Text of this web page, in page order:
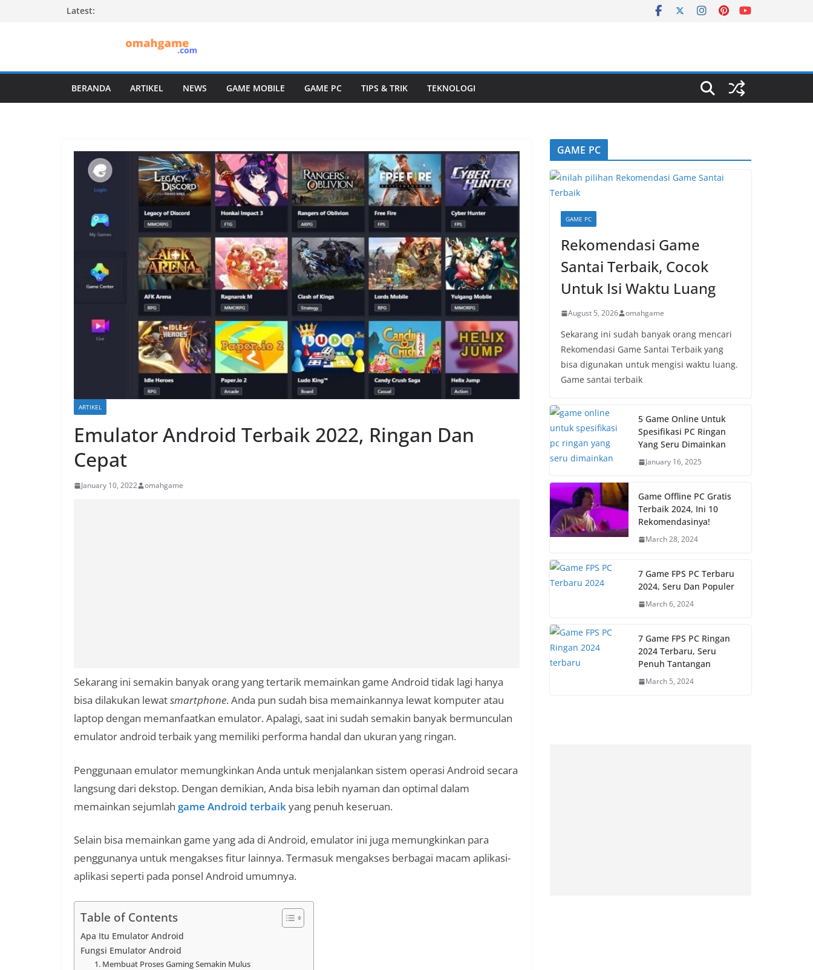
Latest:
BERANDA ARTIKEL NEWS GAME MOBILE GAME PC TIPS & TRIK TEKNOLOGI
ARTIKEL
Emulator Android Terbaik 2022, Ringan Dan
Cepat
January 10, 2022 omahgame
Sekarang ini semakin banyak orang yang tertarik memainkan game Android tidak lagi hanya
bisa dilakukan lewatsmartphone. Anda pun sudah bisa memainkannya lewat komputer atau
laptop dengan memanfaatkan emulator. Apalagi, saat ini sudah semakin banyak bermunculan
emulator android terbaik yang memiliki performa handal dan ukuran yang ringan.
Penggunaan emulator memungkinkan Anda untuk menjalankan sistem operasi Android secara
langsung dari dekstop. Dengan demikian, Anda bisa lebih nyaman dan optimal dalam
memainkan sejumlah game Android terbaikyang penuh keseruan.
Selain bisa memainkan game yang ada di Android, emulator ini juga memungkinkan para
penggunanya untuk mengakses fitur lainnya. Termasuk mengakses berbagai macam aplikasi-
aplikasi seperti pada ponsel Android umumnya.
Table of Contents
Apa Itu Emulator Android
Fungsi Emulator Android
1. Membuat Proses Gaming Semakin Mulus
GAME PC
GAME PC
Rekomendasi Game
Santai Terbaik, Cocok
Untuk Isi Waktu Luang
August 5, 2026 omahgame
Sekarang ini sudah banyak orang mencari
Rekomendasi Game Santai Terbaik yang
bisa digunakan untuk mengisi waktu luang.
Game santai terbaik
5 Game Online Untuk
Spesifikasi PC Ringan
Yang Seru Dimainkan
January 16, 2025
Game Offline PC Gratis
Terbaik 2024, Ini 10
Rekomendasinya!
March 28, 2024
7 Game FPS PC Terbaru
2024, Seru Dan Populer
March 6, 2024
7 Game FPS PC Ringan
2024 Terbaru, Seru
Penuh Tantangan
March 5, 2024